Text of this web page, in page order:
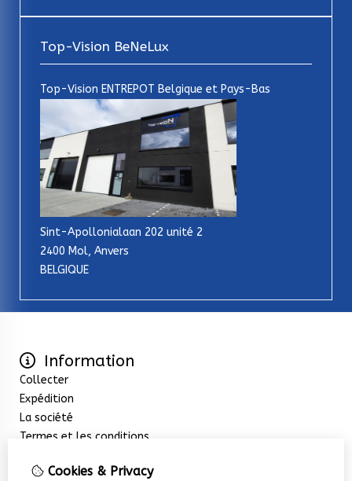
Top-Vision BeNeLux
Top-Vision ENTREPOT Belgique et Pays-Bas
Sint-Apollonialaan 202 unité 2
2400 Mol, Anvers
BELGIQUE
Information
Collecter
Expédition
La société
Termes et les conditions
Promotions
Cookies & Privacy